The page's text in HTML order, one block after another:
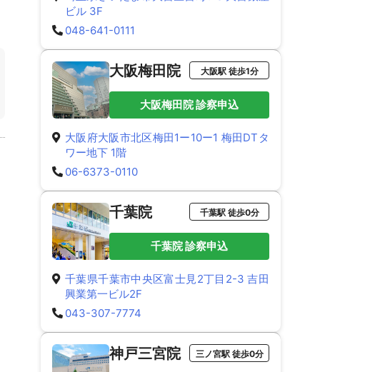
ビル 3F
048-641-0111
大阪梅田院 大阪駅 徒歩1分
大阪梅田院 診察申込
大阪府大阪市北区梅田1ー10ー1 梅田DTタ
ワー地下 1階
06-6373-0110
千葉院 千葉駅 徒歩0分
千葉院 診察申込
千葉県千葉市中央区富士見2丁目2-3 吉田
興業第一ビル2F
043-307-7774
神戸三宮院 三ノ宮駅 徒歩0分